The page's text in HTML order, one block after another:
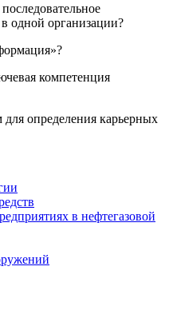
одной организации?
компетенция
определения карьерных
в нефтегазовой